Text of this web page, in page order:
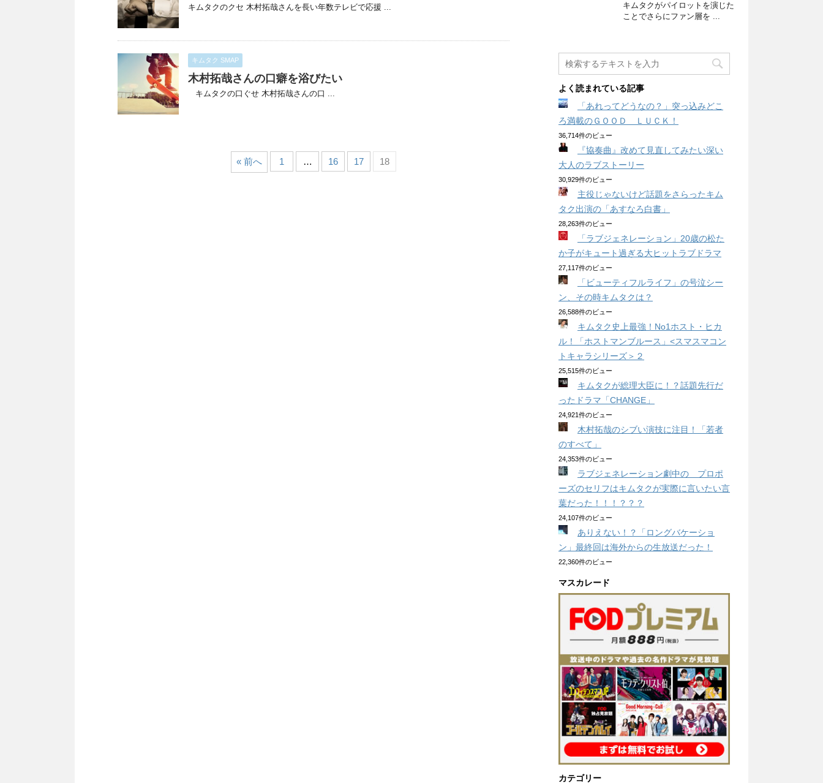
キムタクのクセ 木村拓哉さんを長い年数テレビで応援 ...
キムタク SMAP
木村拓哉さんの口癖を浴びたい
キムタクの口ぐせ 木村拓哉さんの口 ...
« 前へ 1 … 16 17 18
キムタクがパイロットを演じた
ことでさらにファン層を ...
よく読まれている記事
「あれってどうなの？」突っ込みどこ
ろ満載のＧＯＯＤ ＬＵＣＫ！
36,714件のビュー
『協奏曲』改めて見直してみたい深い
大人のラブストーリー
30,929件のビュー
主役じゃないけど話題をさらったキム
タク出演の「あすなろ白書」
28,263件のビュー
「ラブジェネレーション」20歳の松た
か子がキュート過ぎる大ヒットラブドラマ
27,117件のビュー
「ビューティフルライフ」の号泣シー
ン、その時キムタクは？
26,588件のビュー
キムタク史上最強！No1ホスト・ヒカ
ル！「ホストマンブルース」<スマスマコン
トキャラシリーズ＞２
25,515件のビュー
キムタクが総理大臣に！？話題先行だ
ったドラマ「CHANGE」
24,921件のビュー
木村拓哉のシブい演技に注目！「若者
のすべて」
24,353件のビュー
ラブジェネレーション劇中の プロポ
ーズのセリフはキムタクが実際に言いたい言
葉だった！！！？？？
24,107件のビュー
ありえない！？「ロングバケーショ
ン」最終回は海外からの生放送だった！
22,360件のビュー
マスカレード
カテゴリー